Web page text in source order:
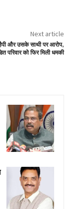
Next article
हैपी और उसके साथी पर आरोप,
परिवार को फिर मिली धमकी